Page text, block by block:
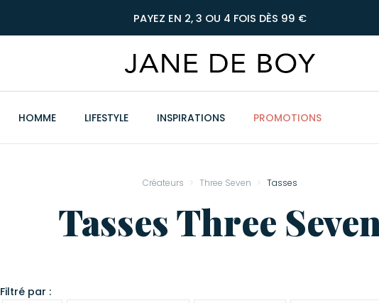
PAYEZ EN 2, 3 OU 4 FOIS DÈS 99 €
HOMME LIFESTYLE INSPIRATIONS PROMOTIONS
Créateurs Three Seven Tasses
Tasses Three
Filtré par :